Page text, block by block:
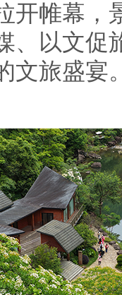
开帷幕，
、以文促
文旅盛宴